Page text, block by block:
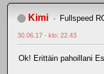
Kimi Fullspeed
30.06.17 - klo: 22.43
Ok! Erittäin pahoillani